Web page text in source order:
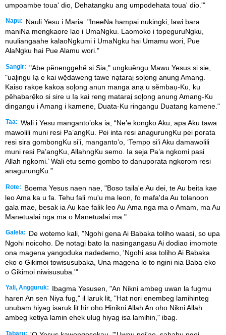
umpoambe toua' dio, Dehatangku ang umpodehata toua' dio.'"
Napu:
Nauli Yesu i Maria: "IneeNa hampai nukingki, lawi bara
maniNa mengkaore lao i UmaNgku. Laomoko i topeguruNgku,
nuuliangaahe kalaoNgkumi i UmaNgku hai Umamu wori, Pue
AlaNgku hai Pue Alamu wori."
Sangir: "Abe pěnenggehẹ̌ si Siạ," ungkuěngu Mawu Yesus si sie,
"ual᷊ingu Iạ e kai wẹ̌daweng tawe nạtaraị sol᷊ong anung Amang.
Kaiso rakọe kakoạ sol᷊ong anun manga anạ u sěmbaụ-Ku, kụ
pěhabarẹ̌ko si sire u Iạ kai reng mataraị sol᷊ong anung Amang-Ku
dingangu i Amang i kamene, Duata-Ku ringangu Duatang kamene."
Taa: Wali i Yesu manganto’oka ia, “Ne’e kongko Aku, apa Aku tawa
mawolili muni resi Pa’angKu. Pei inta resi anagurungKu pei porata
resi sira gombongKu si’i, manganto’o, ‘Tempo si’i Aku damawolili
muni resi Pa’angKu, AllahngKu semo. Ia seja Pa’a ngkomi pasi
Allah ngkomi.’ Wali etu semo gombo to danuporata ngkorom resi
anagurungKu.”
Rote:
Boema Yesus naen nae, "Boso taila'e Au dei, te Au beita kae
leo Ama ka u fa. Tehu fali mu'u ma leon, fo mafa'da Au tolanoon
gala mae, besak ia Au kae falik leo Au Ama nga ma o Amam, ma Au
Manetualai nga ma o Manetualai ma."
Galela:
De wotemo kali, "Ngohi gena Ai Babaka toliho waasi, so upa
Ngohi noicoho. De notagi bato la nasingangasu Ai dodiao imomote
ona magena yangoduka nadedemo, 'Ngohi asa toliho Ai Babaka
eko o Gikimoi towisusubaka, Una magena lo to ngini nia Baba eko
o Gikimoi niwisusuba.'"
Yali, Angguruk:
Ibagma Yesusen, "An Nikni ambeg uwan la fugmu
haren An sen Niya fug," il laruk lit, "Hat nori enembeg lamihinteg
unubam hiyag isaruk lit hir oho Hinikni Allah An oho Nikni Allah
ambeg ketiya lamin ehek ulug hiyag isa lamihin," ibag.
Tabaru: